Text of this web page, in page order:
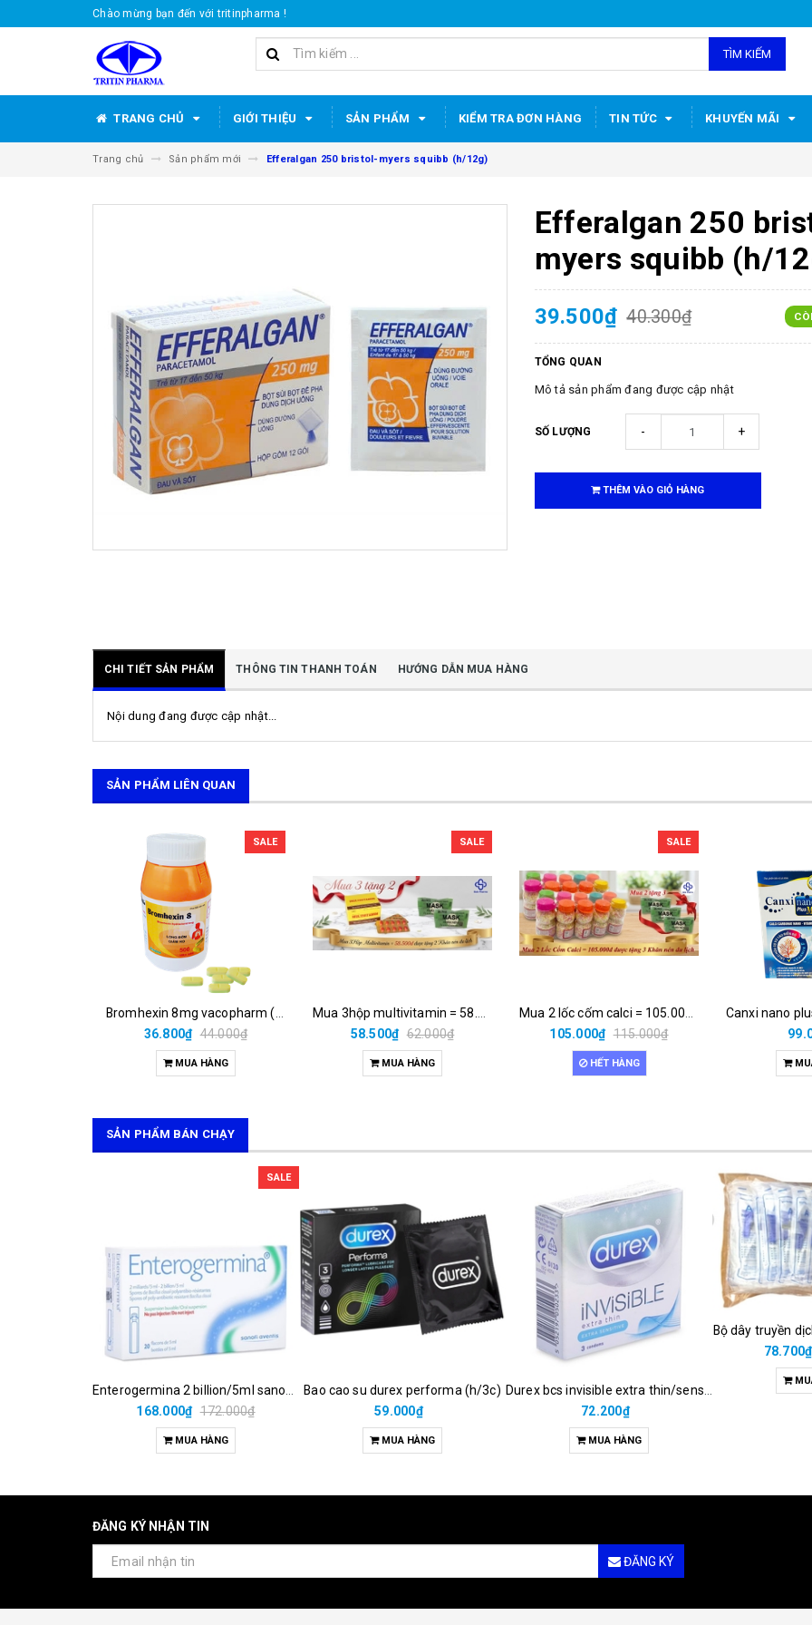
Chào mừng bạn đến với tritinpharma !
TÌM KIẾM
TRANG CHỦ GIỚI THIỆU SẢN PHẨM KIỂM TRA ĐƠN HÀNG TIN TỨC KHUYẾN MÃI
Trang chủ Sản phẩm mới Efferalgan 250 bristol-myers squibb (h/12g)
Efferalgan 250
myers squibb (h/
39.500₫ 40.300₫
TỔNG QUAN
Mô tả sản phẩm đang được cập nhật
SỐ LƯỢNG - +
THÊM VÀO GIỎ HÀNG
CHI TIẾT SẢN PHẨM THÔNG TIN THANH TOÁN HƯỚNG DẪN MUA HÀNG
Nội dung đang được cập nhật...
SẢN PHẨM LIÊN QUAN
SALE
36.800₫ 44.000₫
MUA HÀNG
SALE
58.500₫ 62.000₫
MUA HÀNG
SALE
105.000₫ 115.000₫
HẾT HÀNG
SẢN PHẨM BÁN CHẠY
SALE
168.000₫ 172.000₫
MUA HÀNG
Bao cao su durex performa (h/3c)
59.000₫
MUA HÀNG
72.200₫
MUA HÀNG
Bộ dây truyền
78.700₫
ĐĂNG KÝ NHẬN TIN
ĐĂNG KÝ